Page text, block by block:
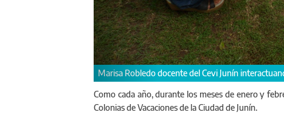
Centro Educativo Vial Junín
Como cada año, durante los meses de enero y
Colonias de Vacaciones de la Ciudad de Junín.